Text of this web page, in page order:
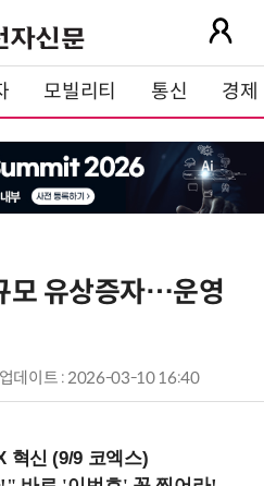
모빌리티 통신 경제
모 유상증자…운영
업데이트 : 2026-03-10 16:40
혁신 (9/9 코엑스)